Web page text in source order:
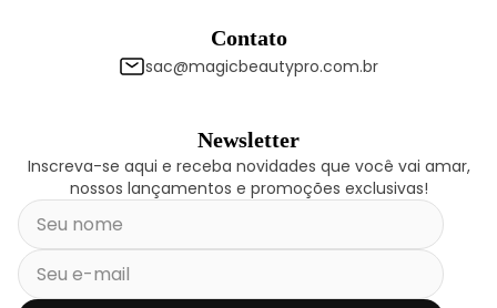
Contato
sac@magicbeautypro.com.br
Newsletter
Inscreva-se aqui e receba novidades que você vai amar,
nossos lançamentos e promoções exclusivas!